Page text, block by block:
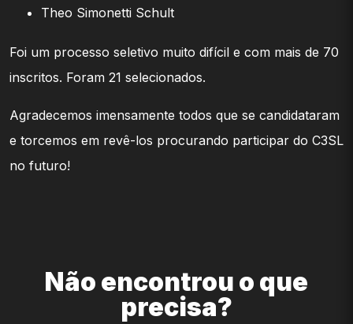
Theo Simonetti Schult
Foi um processo seletivo muito difícil e com mais de 70
inscritos. Foram 21 selecionados.
Agradecemos imensamente todos que se candidataram
e torcemos em revê-los procurando participar do C3SL
no futuro!
Não encontrou o que
precisa?